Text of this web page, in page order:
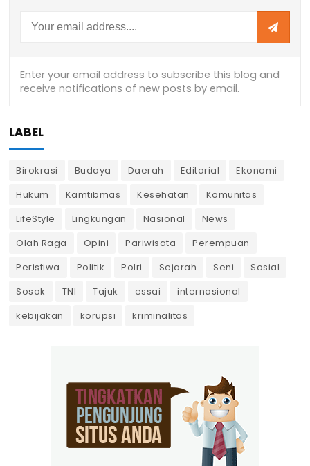
LABEL
Birokrasi Budaya Daerah Editorial
Ekonomi
Hukum
Kamtibmas Kesehatan
Komunitas
LifeStyle
Lingkungan Nasional
News
Olah Raga
Opini Pariwisata
Perempuan
Peristiwa
Politik Polri Sejarah Seni
Sosial
Sosok
TNI Tajuk essai
internasional
kebijakan
korupsi kriminalitas